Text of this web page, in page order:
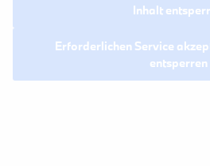
Inhalt
Erforderlichen Service
entsperren